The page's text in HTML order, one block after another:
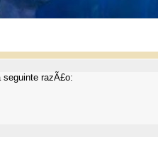
seguinte razÃ£o: